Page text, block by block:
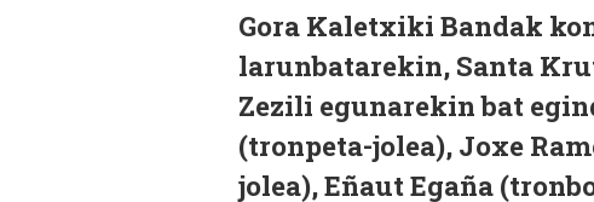
Gora Kaletxiki Bandak
larunbatarekin, Santa
Zezili egunarekin bat
(tronpeta-jolea), Joxe
jolea), Eñaut Egaña